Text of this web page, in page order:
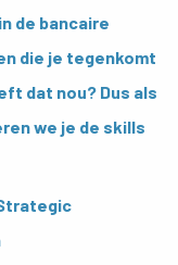
de bancaire
die je tegenkomt
dat nou? Dus als
we je de skills